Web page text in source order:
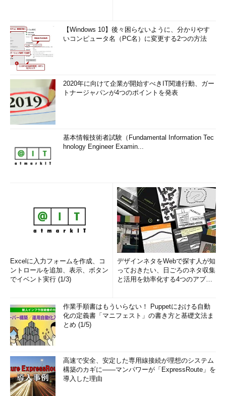
【Windows 10】後々困らないように、分かりやす
いコンピュータ名（PC名）に変更する2つの方法
2020年に向けて企業が開始すべきIT関連行動、ガー
トナージャパンが4つのポイントを発表
基本情報技術者試験（Fundamental Information Tec
hnology Engineer Examin...
Excelに入力フォームを作成、コ
ントロールを追加、表示、ボタン
でイベント実行 (1/3)
デザインネタをWebで探す人が知
っておきたい、日ごろのネタ収集
と活用を効率化する4つのアプリ
作業手順書はもういらない！ Puppetにおける自動
化の定義書「マニフェスト」の書き方と基礎文法ま
とめ (1/5)
高速で安全、安定した専用線接続が理想のシステム
構築のカギに――マンパワーが「ExpressRoute」を
導入した理由